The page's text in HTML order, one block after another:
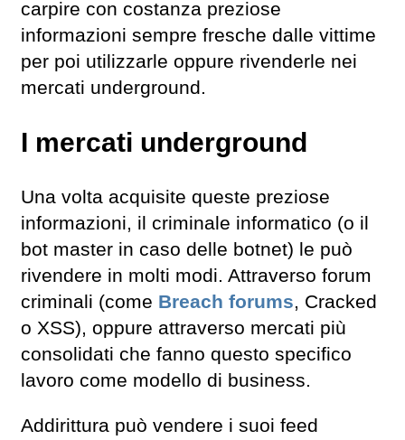
carpire con costanza preziose
informazioni sempre fresche dalle vittime
per poi utilizzarle oppure rivenderle nei
mercati underground.
I mercati underground
Una volta acquisite queste preziose
informazioni, il criminale informatico (o il
bot master in caso delle botnet) le può
rivendere in molti modi. Attraverso forum
criminali (come Breach forums, Cracked
o XSS), oppure attraverso mercati più
consolidati che fanno questo specifico
lavoro come modello di business.
Addirittura può vendere i suoi feed